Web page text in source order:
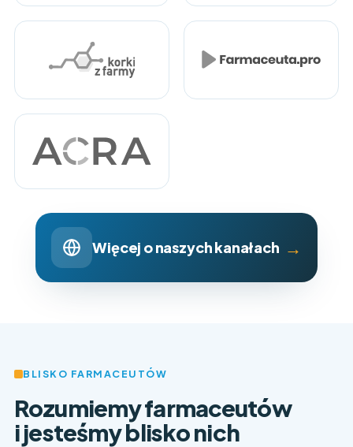
Więcej o naszych kanałach →
BLISKO FARMACEUTÓW
Rozumiemy farmaceutów
i jesteśmy blisko nich